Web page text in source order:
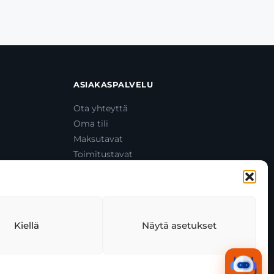
Kiellä Näytä asetukset
ASIAKASPALVELU
Ota yhteyttä
Oma tili
Maksutavat
Toimitustavat